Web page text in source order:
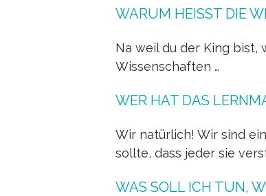
WARUM HEISST DIE
Na weil du der King bist,
Wissenschaften …
WER HAT DAS
Wir natürlich! Wir sind
sollte, dass jeder sie
WAS SOLL ICH TUN,